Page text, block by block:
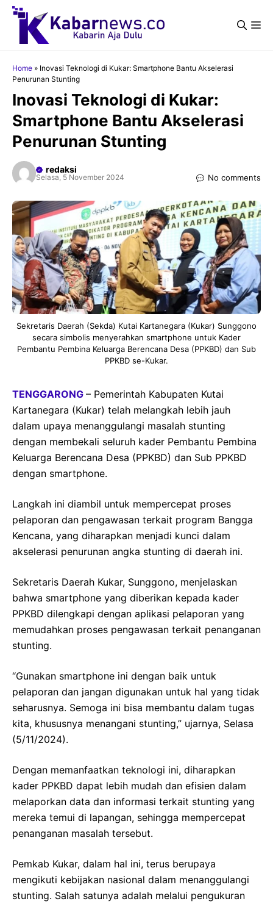
Langsung
Home » Inovasi Teknologi di Kukar: Smartphone Bantu Akselerasi
Penurunan Stunting
Inovasi Teknologi di Kukar:
Smartphone Bantu Akselerasi
Penurunan Stunting
redaksi
Selasa, 5 November 2024 No comments
Sekretaris Daerah (Sekda) Kutai Kartanegara (Kukar) Sunggono
secara simbolis menyerahkan smartphone untuk Kader
Pembantu Pembina Keluarga Berencana Desa (PPKBD) dan Sub
PPKBD se-Kukar.
TENGGARONG – Pemerintah Kabupaten Kutai
Kartanegara (Kukar) telah melangkah lebih jauh
dalam upaya menanggulangi masalah stunting
dengan membekali seluruh kader Pembantu Pembina
Keluarga Berencana Desa (PPKBD) dan Sub PPKBD
dengan smartphone.
Langkah ini diambil untuk mempercepat proses
pelaporan dan pengawasan terkait program Bangga
Kencana, yang diharapkan menjadi kunci dalam
akselerasi penurunan angka stunting di daerah ini.
Sekretaris Daerah Kukar, Sunggono, menjelaskan
bahwa smartphone yang diberikan kepada kader
PPKBD dilengkapi dengan aplikasi pelaporan yang
memudahkan proses pengawasan terkait penanganan
stunting.
“Gunakan smartphone ini dengan baik untuk
pelaporan dan jangan digunakan untuk hal yang tidak
seharusnya. Semoga ini bisa membantu dalam tugas
kita, khususnya menangani stunting,” ujarnya, Selasa
(5/11/2024).
Dengan memanfaatkan teknologi ini, diharapkan
kader PPKBD dapat lebih mudah dan efisien dalam
melaporkan data dan informasi terkait stunting yang
mereka temui di lapangan, sehingga mempercepat
penanganan masalah tersebut.
Pemkab Kukar, dalam hal ini, terus berupaya
mengikuti kebijakan nasional dalam menanggulangi
stunting. Salah satunya adalah melalui pengukuran